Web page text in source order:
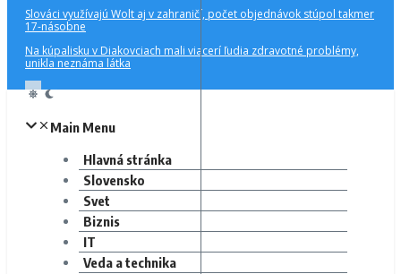
Slováci využívajú Wolt aj v zahraničí, počet objednávok stúpol takmer
17-násobne
Na kúpalisku v Diakovciach mali viacerí ľudia zdravotné problémy,
unikla neznáma látka
Main Menu
Hlavná stránka
Slovensko
Svet
Biznis
IT
Veda a technika